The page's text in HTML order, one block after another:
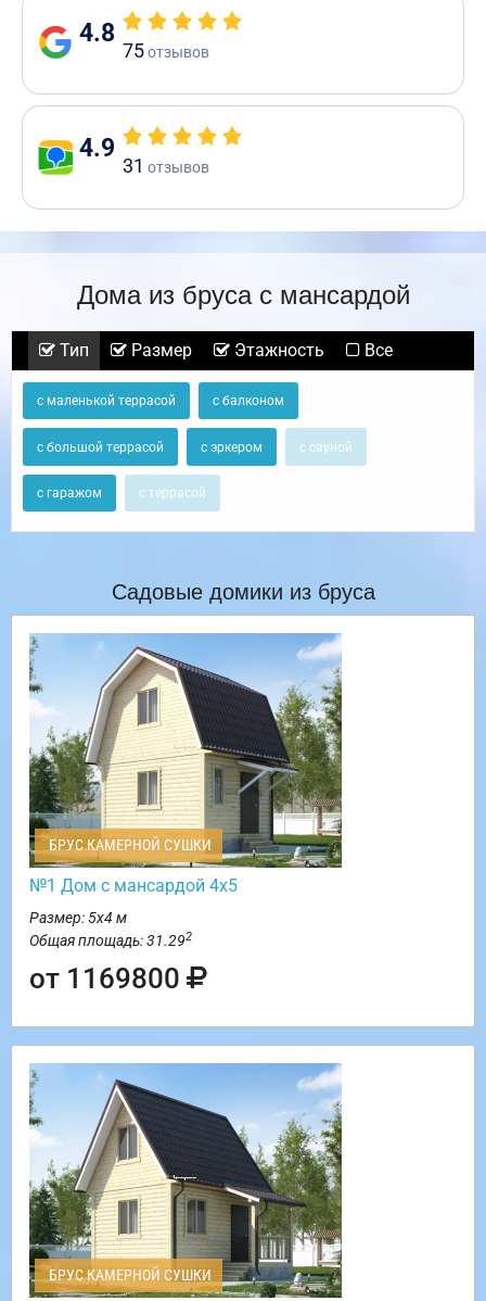
4.8
75отзывов
4.9
31 отзывов
Дома из бруса с мансардой
Тип Размер Этажность Все
с маленькой террасой с балконом
с большой террасой с эркером с сауной
с гаражом с террасой
Садовые домики из бруса
БРУС КАМЕРНОЙ СУШКИ
№1 Дом с мансардой 4х5
Размер: 5х4 м
Общая площадь: 31.292
от 1169800
БРУС КАМЕРНОЙ СУШКИ